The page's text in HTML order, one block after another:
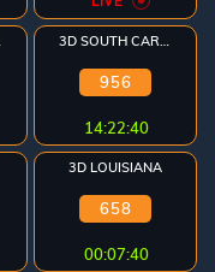
956
14:22:40
3D LOUISIANA
658
00:07:40